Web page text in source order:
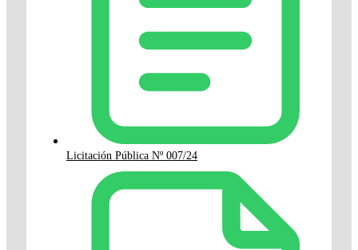
Licitación Pública Nº 007/24